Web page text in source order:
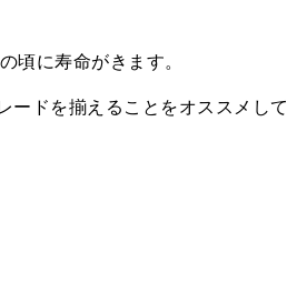
頃に寿命がきます。
ードを揃えることをオススメして